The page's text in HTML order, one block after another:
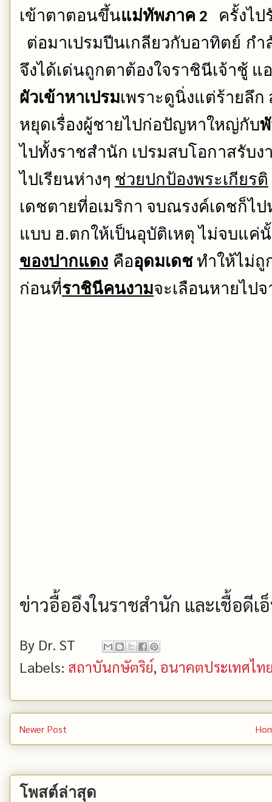
เข้าตาตอนขึ้นแม่ทัพภาค 2
ครั้งไ
ต่อมาเปรมปีนเกลียวกับอาทิตย์ กำ
จึงได้เด่นถูกตาต้องใจราชินีเจ้าชู้ แ
ผัวเข้าหาเปรมเพราะดูนิ่งแต่ร้ายลึก
หยุดเรื่องผู้ชายไปก่อปัญหาใหญ่กับ
ไปทั้งราชสำนัก เปรมสบโอกาสรับ
ไปเรียนห่างๆ ช่วยปกป้องพระเกียรติ
เดชตายที่อเมริกา จบณรงค์เดชก็ไป
แบบ ฮ.ตกให้เป็นอุบัติเหตุ ไม่จบแค่
ของปากแดง คืออุดมเดชทำให้ไม่ถู
ก่อนที่ราชินีคนงามจะเลือนหายไปจ
ข่าวอื้ออึงในราชสำนัก และเชื้อดีเ
By Dr. ST
Labels: สถาบันกษัตริย์, อนาคตประเทศไท
Newer Post
โพสต์ล่าสุด